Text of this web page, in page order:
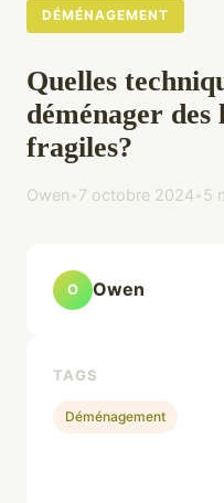
DÉMÉNAGEMENT
Quelles
déménager des
fragiles?
Owen•7 octobre 2024•5
O Owen
TAGS
Déménagement